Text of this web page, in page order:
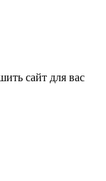
сайт для вас